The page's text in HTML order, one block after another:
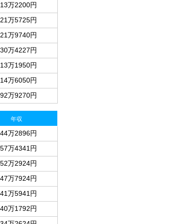
万2200円
万5725円
万9740円
万4227円
万1950円
万6050円
万9270円
年収
万2896円
万4341円
万2924円
万7924円
万5941円
万1792円